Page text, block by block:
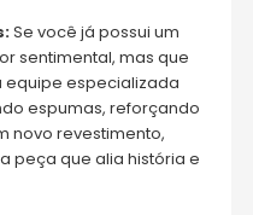
Se você já possui um
sentimental, mas que
equipe especializada
espumas, reforçando
novo revestimento,
peça que alia história e